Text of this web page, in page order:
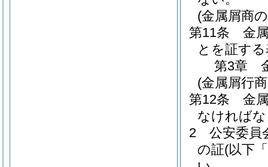
(金属屑商
第11条
金
とを証す
第3章
(金属屑行
第12条
金
なければ
2
公安委員
の証(以下